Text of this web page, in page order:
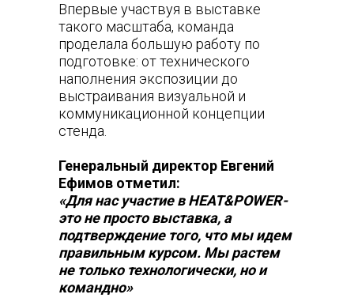
Впервые участвуя в выставке
такого масштаба, команда
проделала большую работу по
подготовке: от технического
наполнения экспозиции до
выстраивания визуальной и
коммуникационной концепции
стенда.
Генеральный директор Евгений
Ефимов отметил:
«Для нас участие в HEAT&POWER-
это не просто выставка, а
подтверждение того, что мы идем
правильным курсом. Мы растем
не только технологически, но и
командно»